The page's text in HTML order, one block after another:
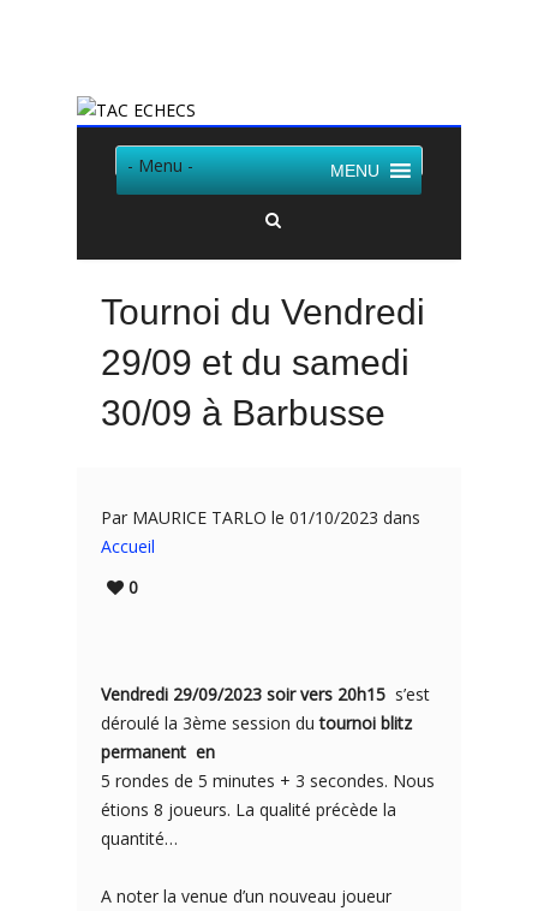
- Menu - MENU
Tournoi du Vendredi
29/09 et du samedi
30/09 à Barbusse
Par MAURICE TARLO le 01/10/2023 dans
Accueil
0
Vendredi 29/09/2023 soir vers 20h15 s’est
déroulé la 3ème session dutournoi blitz
permanent en
5 rondes de 5 minutes + 3 secondes. Nous
étions 8 joueurs. La qualité précède la
quantité…
A noter la venue d’un nouveau joueur